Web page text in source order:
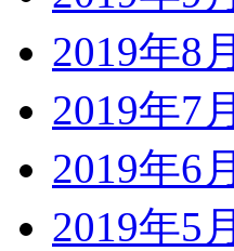
2019年8月
2019年7月
2019年6月
2019年5月